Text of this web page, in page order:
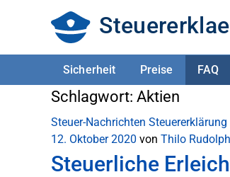
Sicherheit Preise FAQ
Schlagwort: Aktien
Steuer-Nachrichten Steuererklärung
12. Oktober 2020 von Thilo Rudolph
Steuerliche